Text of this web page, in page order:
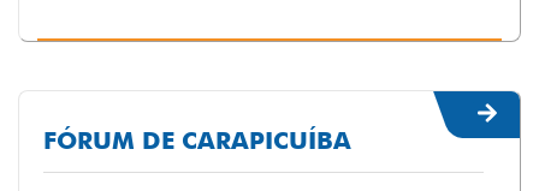
FÓRUM DE CARAPICUÍBA